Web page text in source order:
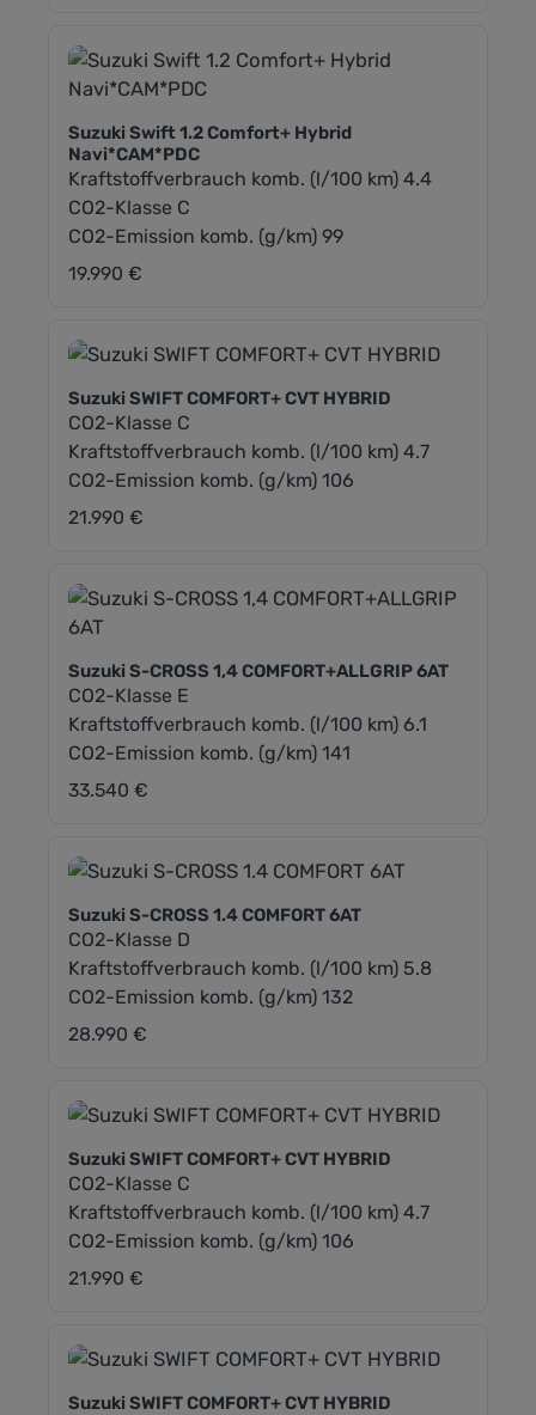
Suzuki Swift 1.2 Comfort+ Hybrid
Navi*CAM*PDC
Kraftstoffverbrauch komb. (l/100 km) 4.4
CO2-Klasse C
CO2-Emission komb. (g/km) 99
Regulärer Preis:
19.990 €
Suzuki SWIFT COMFORT+ CVT HYBRID
CO2-Klasse C
Kraftstoffverbrauch komb. (l/100 km) 4.7
CO2-Emission komb. (g/km) 106
Regulärer Preis:
21.990 €
Suzuki S-CROSS 1,4 COMFORT+ALLGRIP 6AT
CO2-Klasse E
Kraftstoffverbrauch komb. (l/100 km) 6.1
CO2-Emission komb. (g/km) 141
Regulärer Preis:
33.540 €
Suzuki S-CROSS 1.4 COMFORT 6AT
CO2-Klasse D
Kraftstoffverbrauch komb. (l/100 km) 5.8
CO2-Emission komb. (g/km) 132
Regulärer Preis:
28.990 €
Suzuki SWIFT COMFORT+ CVT HYBRID
CO2-Klasse C
Kraftstoffverbrauch komb. (l/100 km) 4.7
CO2-Emission komb. (g/km) 106
Regulärer Preis:
21.990 €
Suzuki SWIFT COMFORT+ CVT HYBRID